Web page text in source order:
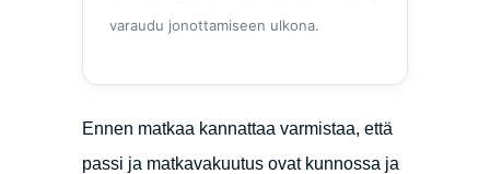
varaudu jonottamiseen ulkona.
Ennen matkaa kannattaa varmistaa, että
passi ja matkavakuutus ovat kunnossa ja